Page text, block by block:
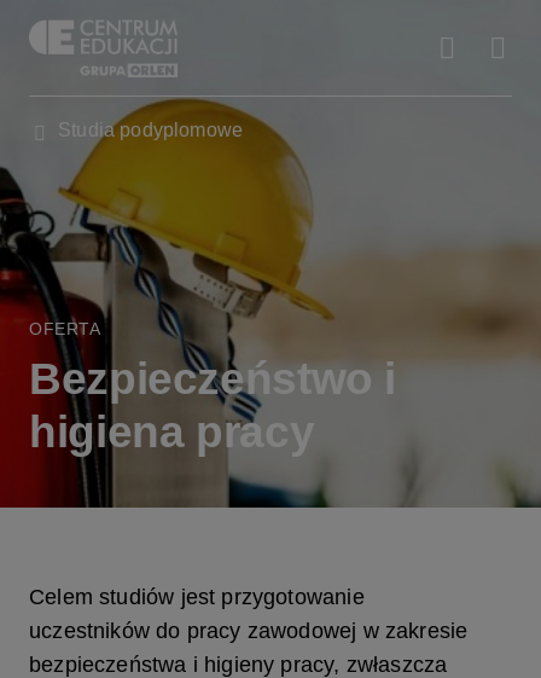
Studia podyplomowe
OFERTA
Bezpieczeństwo i
higiena pracy
Celem studiów jest przygotowanie
uczestników do pracy zawodowej w zakresie
bezpieczeństwa i higieny pracy, zwłaszcza